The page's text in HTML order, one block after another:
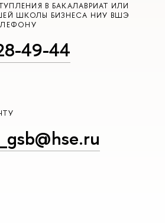
В БАКАЛАВРИАТ ИЛИ
ШКОЛЫ БИЗНЕСА НИУ ВШЭ
49-44